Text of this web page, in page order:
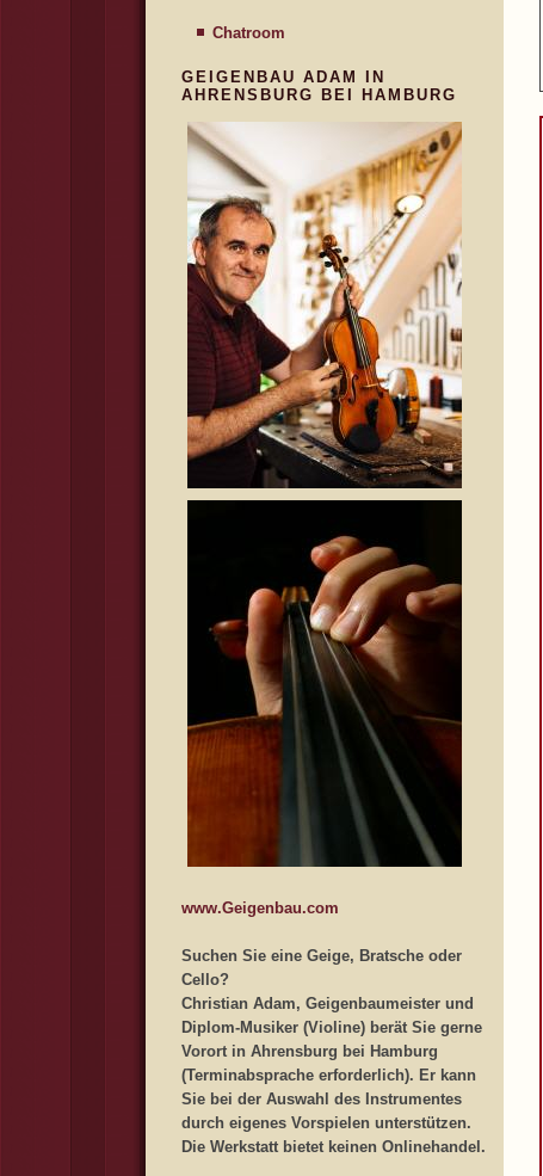
Chatroom
GEIGENBAU ADAM IN
AHRENSBURG BEI HAMBURG
www.Geigenbau.com
Suchen Sie eine Geige, Bratsche oder
Cello?
Christian Adam, Geigenbaumeister und
Diplom-Musiker (Violine) berät Sie gerne
Vorort in Ahrensburg bei Hamburg
(Terminabsprache erforderlich). Er kann
Sie bei der Auswahl des Instrumentes
durch eigenes Vorspielen unterstützen.
Die Werkstatt bietet keinen Onlinehandel.